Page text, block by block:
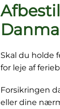
Skal du holde
for leje af
Forsikringen
eller dine